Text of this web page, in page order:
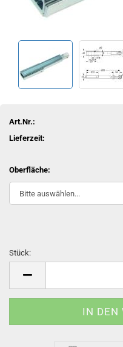
Art.Nr.:
Lieferzeit:
Oberfläche:
Stück: